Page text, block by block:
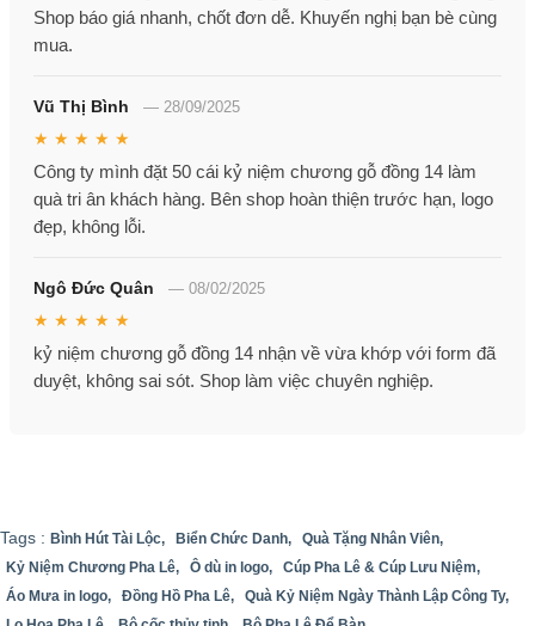
Shop báo giá nhanh, chốt đơn dễ. Khuyến nghị bạn bè cùng
mua.
Vũ Thị Bình — 28/09/2025
★ ★ ★ ★ ★
Công ty mình đặt 50 cái kỷ niệm chương gỗ đồng 14 làm
quà tri ân khách hàng. Bên shop hoàn thiện trước hạn, logo
đẹp, không lỗi.
Ngô Đức Quân — 08/02/2025
★ ★ ★ ★ ★
kỷ niệm chương gỗ đồng 14 nhận về vừa khớp với form đã
duyệt, không sai sót. Shop làm việc chuyên nghiệp.
Tags : Bình Hút Tài Lộc, Biển Chức Danh,
Quà Tặng Nhân Viên,
Kỷ Niệm Chương Pha Lê,
Ô dù in logo,
Cúp Pha Lê & Cúp Lưu Niệm,
Áo Mưa in logo,
Đồng Hồ Pha Lê,
Quà Kỷ Niệm Ngày Thành Lập Công Ty,